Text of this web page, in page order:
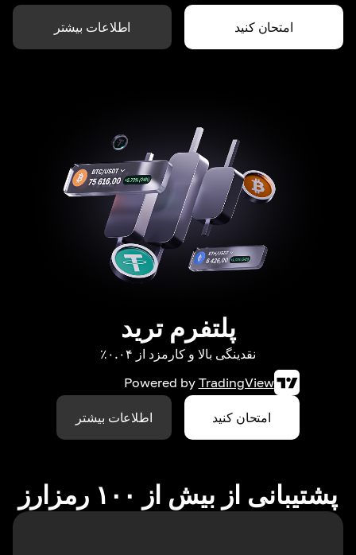
امتحان کنید اطلاعات بیشتر
پلتفرم ترید
نقدینگی بالا و کارمزد از ۰.۰۴٪
Powered by TradingView
امتحان کنید اطلاعات بیشتر
پشتیبانی از بیش از ۱۰۰ رمزارز